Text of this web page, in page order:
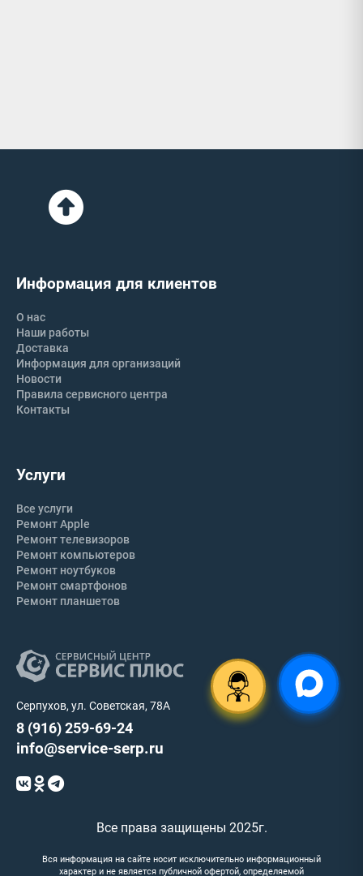
Серпухов, ул. Советская, 78А
8 (916) 259-69-24
info@service-serp.ru
Услуги
Все услуги
Ремонт Apple
Ремонт телевизоров
Ремонт компьютеров
Ремонт ноутбуков
Ремонт смартфонов
Ремонт планшетов
Информация для клиентов
О нас
Наши работы
Доставка
Информация для организаций
Новости
Правила сервисного центра
Контакты
Все права защищены 2025г.
Вся информация на сайте носит исключительно информационный
характер и не является публичной офертой, определяемой